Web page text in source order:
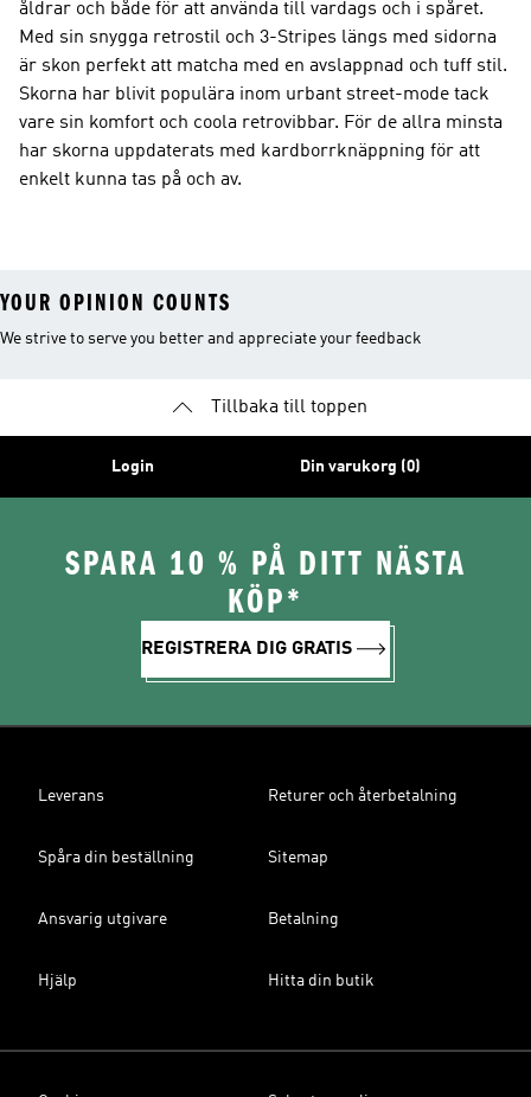
åldrar och både för att använda till vardags och i spåret.
Med sin snygga retrostil och 3-Stripes längs med sidorna
är skon perfekt att matcha med en avslappnad och tuff stil.
Skorna har blivit populära inom urbant street-mode tack
vare sin komfort och coola retrovibbar. För de allra minsta
har skorna uppdaterats med kardborrknäppning för att
enkelt kunna tas på och av.
YOUR OPINION COUNTS
We strive to serve you better and appreciate your feedback
Tillbaka till toppen
Login Din varukorg (0)
SPARA 10 % PÅ DITT NÄSTA
KÖP*
REGISTRERA DIG GRATIS
Leverans Returer och återbetalning
Spåra din beställning Sitemap
Ansvarig utgivare Betalning
Hjälp Hitta din butik